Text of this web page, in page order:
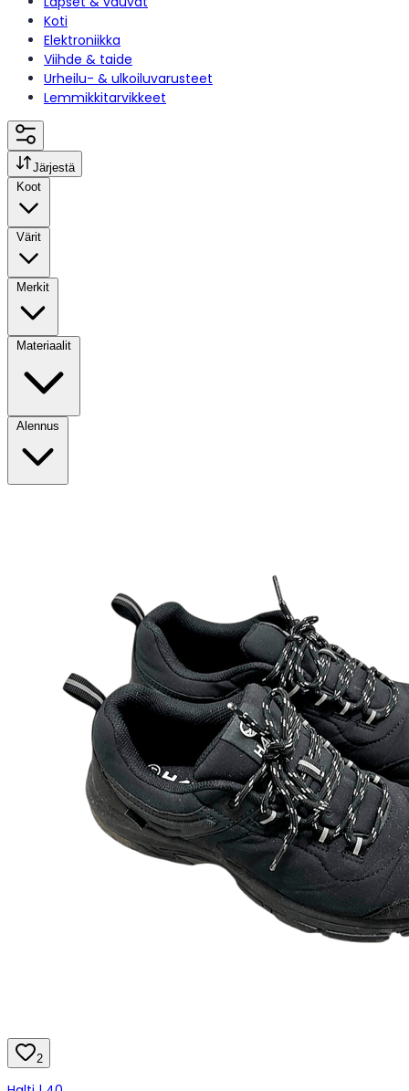
Koti
Elektroniikka
Viihde & taide
Urheilu- & ulkoiluvarusteet
Lemmikkitarvikkeet
Järjestä
Koot
Värit
Merkit
Materiaalit
Alennus
2